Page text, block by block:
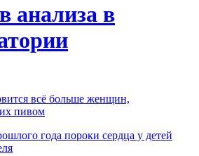
анализа в
всё больше женщин,
пивом
года пороки сердца у детей